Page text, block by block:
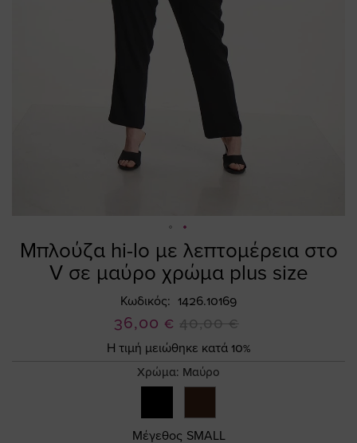
Μπλούζα hi-lo με λεπτομέρεια στο
V σε μαύρο χρώμα plus size
Κωδικός 1426.10169
Ειδική
Τιμή
36,00 € 40,00 €
Η τιμή μειώθηκε κατά 10%
Χρώμα: Μαύρο
Μέγεθος SMALL
Skip